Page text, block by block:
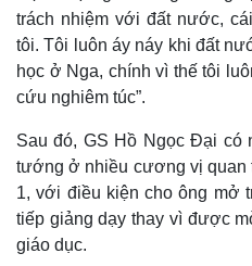
trách nhiệm với đất nước,
tôi. Tôi luôn áy náy khi đất
học ở Nga, chính vì thế tôi
cứu nghiêm túc”.
Sau đó, GS Hồ Ngọc Đại có
tướng ở nhiều cương vị quan
1, với điều kiện cho ông mở
tiếp giảng dạy thay vì được
giáo dục.